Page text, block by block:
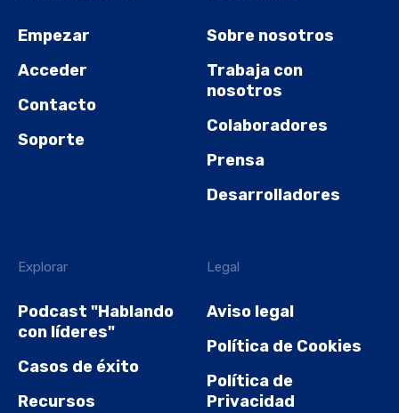
Empezar
Acceder
Contacto
Soporte
Sobre nosotros
Trabaja con
nosotros
Colaboradores
Prensa
Desarrolladores
Explorar
Podcast "Hablando
con líderes"
Casos de éxito
Recursos
Legal
Aviso legal
Política de Cookies
Política de
Privacidad